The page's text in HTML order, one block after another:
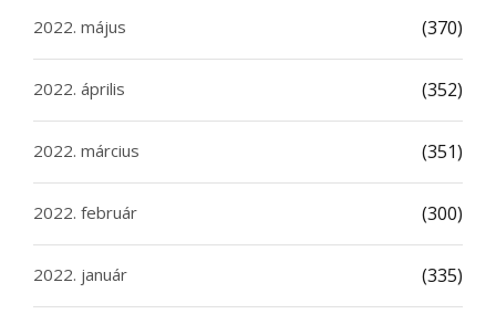
2022. május (370)
2022. április (352)
2022. március (351)
2022. február (300)
2022. január (335)